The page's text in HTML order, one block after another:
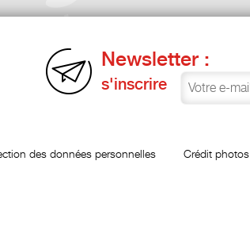
Newsletter :
s'inscrire
des données personnelles Crédit photos